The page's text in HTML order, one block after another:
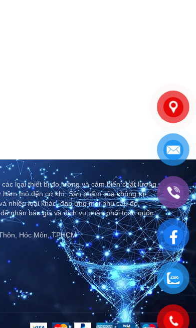
loại thiết bị đo lường và cảm biến chất lượng
mỏ đến cơ khí. Sản phẩm của chúng tôi
nhiều loại khác, đáp ứng mọi nhu cầu đo
nhận báo giá và dịch vụ phân phối toàn quốc..
Hóc Môn, TPHCM